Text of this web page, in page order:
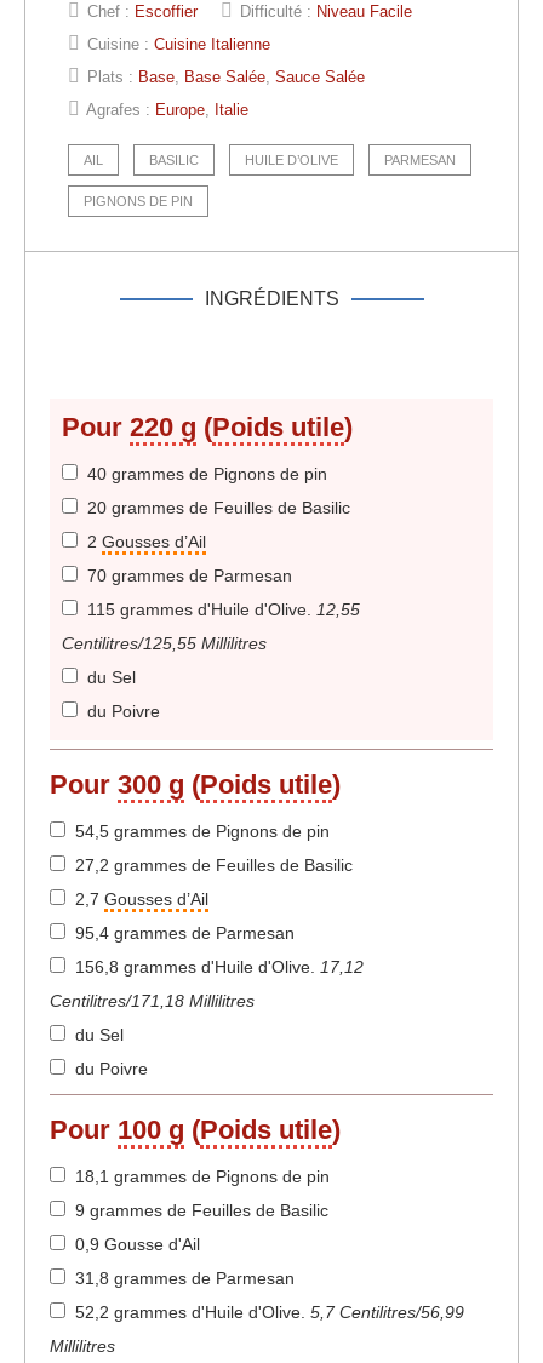
Chef : Escoffier Difficulté : Niveau Facile
Cuisine : Cuisine Italienne
Plats : Base Base Salée Sauce Salée
Agrafes : Europe Italie
AIL BASILIC HUILE D’OLIVE PARMESAN
PIGNONS DE PIN
INGRÉDIENTS
Pour 220 g (Poids utile)
40 grammes de Pignons de pin
20 grammes de Feuilles de Basilic
2 Gousses d’Ail
70 grammes de Parmesan
115 grammes d'Huile d'Olive
12,55
Centilitres/125,55 Millilitres
du Sel
du Poivre
Pour 300 g (Poids utile)
54,5 grammes de Pignons de pin
27,2 grammes de Feuilles de Basilic
2,7 Gousses d’Ail
95,4 grammes de Parmesan
156,8 grammes d'Huile d'Olive
17,12
Centilitres/171,18 Millilitres
du Sel
du Poivre
Pour 100 g (Poids utile)
18,1 grammes de Pignons de pin
9 grammes de Feuilles de Basilic
0,9 Gousse d'Ail
31,8 grammes de Parmesan
52,2 grammes d'Huile d'Olive 5,7 Centilitres/56,99
Millilitres